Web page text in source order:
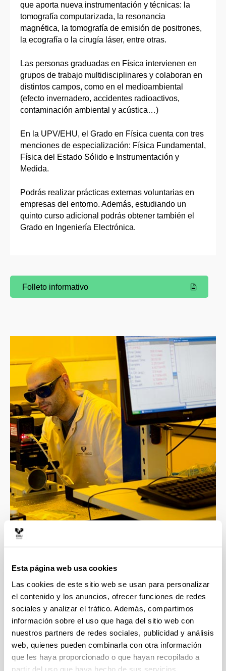
Esta página web usa cookies
Las cookies de este sitio web se usan para personalizar
el contenido y los anuncios, ofrecer funciones de redes
sociales y analizar el tráfico. Además, compartimos
información sobre el uso que haga del sitio web con
nuestros partners de redes sociales, publicidad y análisis
web, quienes pueden combinarla con otra información
que les haya proporcionado o que hayan recopilado a
partir del uso que haya hecho de sus servicios.
que aporta nueva instrumentación y técnicas: la
tomografía computarizada, la resonancia
magnética, la tomografía de emisión de positrones,
la ecografía o la cirugía láser, entre otras.
Las personas graduadas en Física intervienen en
grupos de trabajo multidisciplinares y colaboran en
distintos campos, como en el medioambiental
(efecto invernadero, accidentes radioactivos,
contaminación ambiental y acústica…)
En la UPV/EHU, el Grado en Física cuenta con tres
menciones de especialización: Física Fundamental,
Física del Estado Sólido e Instrumentación y
Medida.
Podrás realizar prácticas externas voluntarias en
empresas del entorno. Además, estudiando un
quinto curso adicional podrás obtener también el
Grado en Ingeniería Electrónica.
(Abre una nueva ventana)
Folleto informativo
4 razones para elegir este grado
Profesorado altamente cualificado, todos los
docentes cuentan con el título de doctor.
El grado involucra a 4 departamentos de
reconocido prestigio internacional en
investigación, esto facilita la realización de
estudios de postgrado con el apoyo de grupos de
investigación de alto nivel.